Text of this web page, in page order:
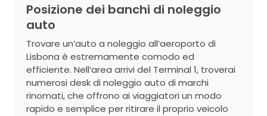
Posizione dei banchi di noleggio
auto
Trovare un’auto a noleggio all’aeroporto di
Lisbona è estremamente comodo ed
efficiente. Nell’area arrivi del Terminal 1, troverai
numerosi desk di noleggio auto di marchi
rinomati, che offrono ai viaggiatori un modo
rapido e semplice per ritirare il proprio veicolo